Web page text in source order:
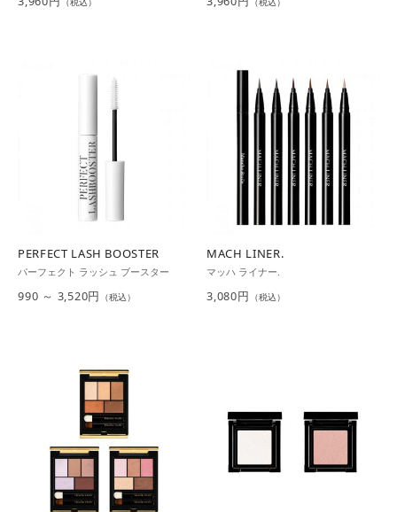
（税込） （税込）
PERFECT LASH BOOSTER
パーフェクト ラッシュ ブースター
990 ～ 3,520円 （税込）
MACH LINER.
マッハ ライナー.
3,080円 （税込）